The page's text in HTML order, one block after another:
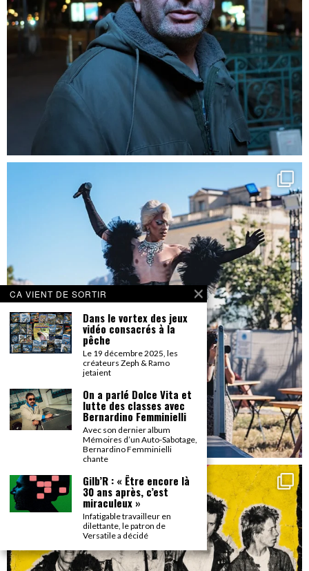
CA VIENT DE SORTIR
Dans le vortex des jeux
vidéo consacrés à la
pêche
Le 19 décembre 2025, les
créateurs Zeph & Ramo
jetaient
On a parlé Dolce Vita et
lutte des classes avec
Bernardino Femminielli
Avec son dernier album
Mémoires d’un Auto-Sabotage,
Bernardino Femminielli
chante
Gilb’R : « Être encore là
30 ans après, c’est
miraculeux »
Infatigable travailleur en
dilettante, le patron de
Versatile a décidé